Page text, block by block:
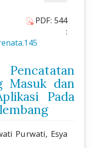
PDF: 544
:
Masuk dan
Pada
Purwati, Esya